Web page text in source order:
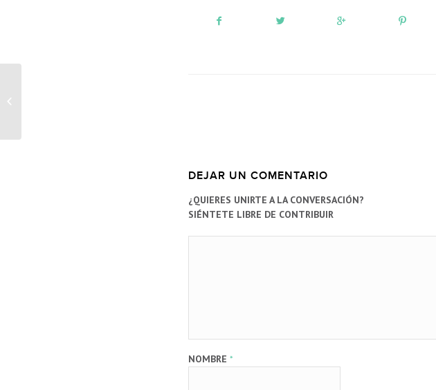
DEJAR UN COMENTARIO
¿QUIERES UNIRTE A LA CONVERSACIÓN?
SIÉNTETE LIBRE DE CONTRIBUIR
NOMBRE *